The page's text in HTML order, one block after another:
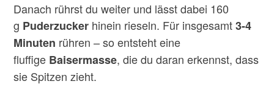
Danach rührst du weiter und lässt dabei 160
g Puderzucker hinein rieseln. Für insgesamt3-4
Minuten rühren – so entsteht eine
fluffige Baisermasse, die du daran erkennst, dass
sie Spitzen zieht.